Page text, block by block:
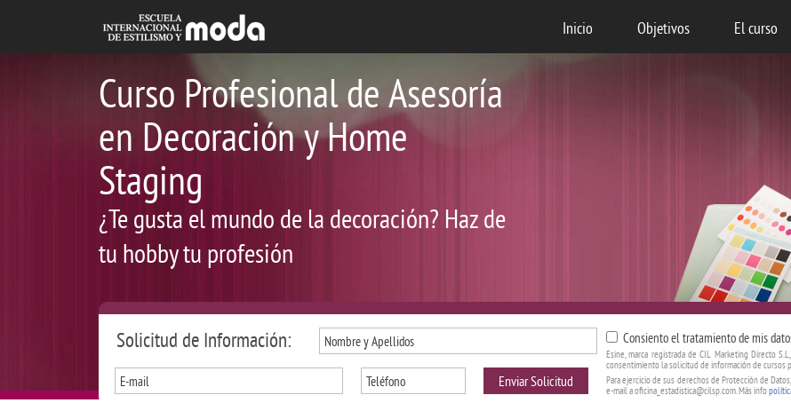
Inicio Objetivos El curso
Curso Profesional de Asesoría
en Decoración y Home
Staging
¿Te gusta el mundo de la decoración? Haz de
tu hobby tu profesión
Solicitud de Información:
Enviar Solicitud
Consiento el tratamiento de mis
Esine, marca registrada de CIL Marketing Directo
consentimiento la solicitud de información de cursos
Para ejercicio de sus derechos de Protección de
e-mail a oficina_estadistica@cilsp.com. Más info